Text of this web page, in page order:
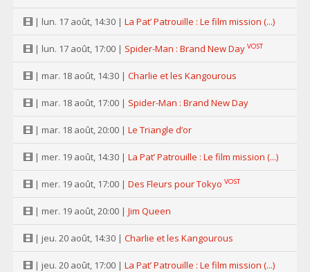
| lun. 17 août, 14:30 | La Pat’ Patrouille : Le film mission (...)
| lun. 17 août, 17:00 | Spider-Man : Brand New Day VOST
| mar. 18 août, 14:30 | Charlie et les Kangourous
| mar. 18 août, 17:00 | Spider-Man : Brand New Day
| mar. 18 août, 20:00 | Le Triangle d’or
| mer. 19 août, 14:30 | La Pat’ Patrouille : Le film mission (...)
| mer. 19 août, 17:00 | Des Fleurs pour Tokyo VOST
| mer. 19 août, 20:00 | Jim Queen
| jeu. 20 août, 14:30 | Charlie et les Kangourous
| jeu. 20 août, 17:00 | La Pat’ Patrouille : Le film mission (...)